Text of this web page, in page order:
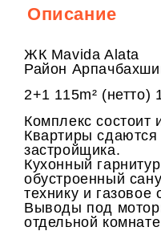
Описание
ЖК Mavida Alata
Район
2+1 115m² (нетто)
Комплекс состоит
Квартиры сдаются
застройщика.
Кухонный
обустроенный
технику и газовое
Выводы под
отдельной